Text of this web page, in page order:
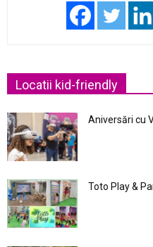
Locatii kid-friendly
Aniversări cu
Toto Play &